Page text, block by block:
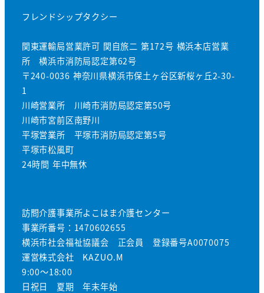
フレンドシップタクシー
関東運輸局営業許可 関自旅二 第172号 横浜本店営業
所 横浜市消防局認定第62号
〒240-0036 神奈川県横浜市保土ヶ谷区新桜ヶ丘2-30-
1
川崎営業所 川崎市消防局認定第50号
川崎市宮前区南野川
平塚営業所 平塚市消防局認定第5号
平塚市松風町
24時間 年中無休
訪問介護事業所よこはま介護センター
事業所番号：1470602655
横浜市社会福祉協議会 正会員 登録番号A0070075
運営株式会社 KAZUO.M
9:00～18:00
日祝日 夏期 年末年始